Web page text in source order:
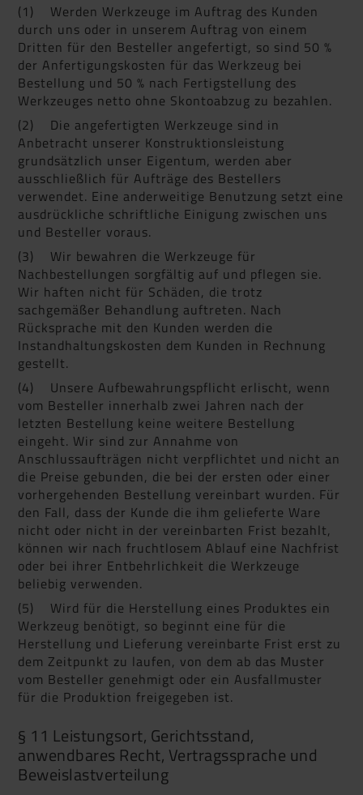
(1) Werden Werkzeuge im Auftrag des Kunden
durch uns oder in unserem Auftrag von einem
Dritten für den Besteller angefertigt, so sind 50 %
der Anfertigungskosten für das Werkzeug bei
Bestellung und 50 % nach Fertigstellung des
Werkzeuges netto ohne Skontoabzug zu bezahlen.
(2) Die angefertigten Werkzeuge sind in
Anbetracht unserer Konstruktionsleistung
grundsätzlich unser Eigentum, werden aber
ausschließlich für Aufträge des Bestellers
verwendet. Eine anderweitige Benutzung setzt eine
ausdrückliche schriftliche Einigung zwischen uns
und Besteller voraus.
(3) Wir bewahren die Werkzeuge für
Nachbestellungen sorgfältig auf und pflegen sie.
Wir haften nicht für Schäden, die trotz
sachgemäßer Behandlung auftreten. Nach
Rücksprache mit den Kunden werden die
Instandhaltungskosten dem Kunden in Rechnung
gestellt.
(4) Unsere Aufbewahrungspflicht erlischt, wenn
vom Besteller innerhalb zwei Jahren nach der
letzten Bestellung keine weitere Bestellung
eingeht. Wir sind zur Annahme von
Anschlussaufträgen nicht verpflichtet und nicht an
die Preise gebunden, die bei der ersten oder einer
vorhergehenden Bestellung vereinbart wurden. Für
den Fall, dass der Kunde die ihm gelieferte Ware
nicht oder nicht in der vereinbarten Frist bezahlt,
können wir nach fruchtlosem Ablauf eine Nachfrist
oder bei ihrer Entbehrlichkeit die Werkzeuge
beliebig verwenden.
(5) Wird für die Herstellung eines Produktes ein
Werkzeug benötigt, so beginnt eine für die
Herstellung und Lieferung vereinbarte Frist erst zu
dem Zeitpunkt zu laufen, von dem ab das Muster
vom Besteller genehmigt oder ein Ausfallmuster
für die Produktion freigegeben ist.
§ 11 Leistungsort, Gerichtsstand,
anwendbares Recht, Vertragssprache und
Beweislastverteilung